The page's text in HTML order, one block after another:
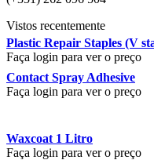
Vistos recentemente
Plastic Repair Staples (V
Faça login para ver o preço
Contact Spray Adhesive
Faça login para ver o preço
Waxcoat 1 Litro
Faça login para ver o preço